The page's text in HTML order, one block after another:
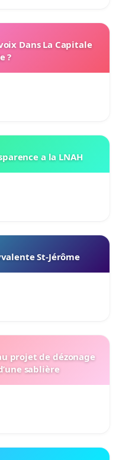
Dans La Capitale
?
a la LNAH
St-Jérôme
projet de dézonage
sablière